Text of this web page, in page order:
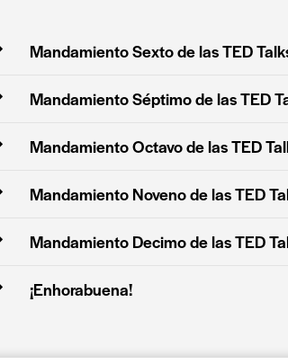
Mandamiento Sexto de las TED
Mandamiento Séptimo de las TED
Mandamiento Octavo de las TED
Mandamiento Noveno de las TED
Mandamiento Decimo de las TED
¡Enhorabuena!